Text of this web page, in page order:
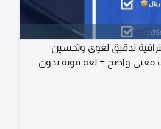
تدقيق لغوي وتحسين
معنى واضح + لغة قوية بدون